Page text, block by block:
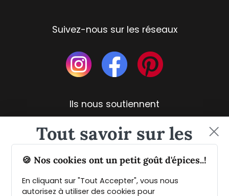
Suivez-nous sur les réseaux
Ils nous soutiennent
🍪 Nos cookies ont un petit goût d'épices..!
En cliquant sur "Tout Accepter", vous nous
autorisez à utiliser des cookies pour
Tout savoir sur les
épices et leurs usages
Guide PDF offert !